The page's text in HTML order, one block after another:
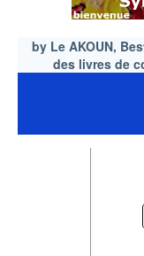
by Le AKOUN,
des livres de